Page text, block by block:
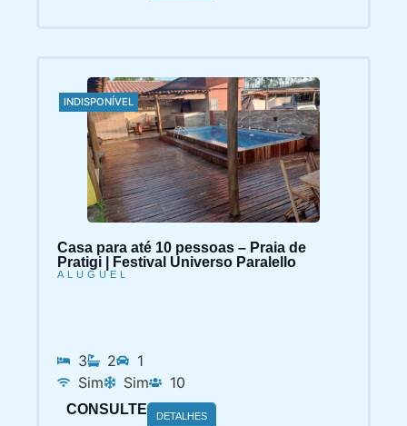
INDISPONÍVEL
Casa para até 10 pessoas – Praia de
Pratigi | Festival Universo Paralello
ALUGUEL
3 2
1
Sim
Sim 10
CONSULTE DETALHES